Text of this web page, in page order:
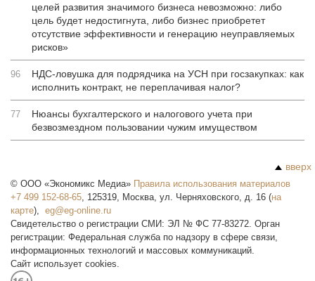
целей развития значимого бизнеса невозможно: либо
цель будет недостигнута, либо бизнес приобретет
отсутствие эффективности и генерацию неуправляемых
рисков»
96
НДС-ловушка для подрядчика на УСН при госзакупках: как
исполнить контракт, не переплачивая налог?
77
Нюансы бухгалтерского и налогового учета при
безвозмездном пользовании чужим имуществом
вверх
© ООО «Экономикс Медиа» Правила использования материалов
+7 499 152-68-65, 125319, Москва, ул. Черняховского, д. 16 (на
карте),
Свидетельство о регистрации СМИ: ЭЛ № ФС 77-83272. Орган
регистрации: Федеральная служба по надзору в сфере связи,
информационных технологий и массовых коммуникаций.
Сайт использует cookies.